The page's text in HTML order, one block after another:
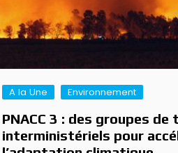
A la Une Environnement
PNACC 3 : des groupes de
interministériels pour